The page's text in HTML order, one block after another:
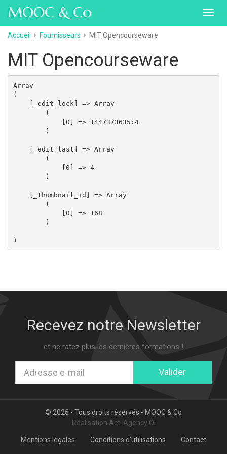
MOOC & Co
Accueil Fournisseurs MIT Opencourseware
MIT Opencourseware
Array
(
    [_edit_lock] => Array
        (
            [0] => 1447373635:4
        )
    [_edit_last] => Array
        (
            [0] => 4
        )
    [_thumbnail_id] => Array
        (
            [0] => 168
        )
Recevez notre Newsletter
et ne ratez plus les dernières formations !
Valider
© 2026 - Tous droits réservés - MOOC & Co
Réalisation Act. Agency OI
Mentions légales Conditions d’utilisations Contact